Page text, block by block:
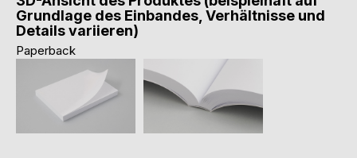
Grundlage des Einbandes, Verhältnisse und
Details variieren)
Paperback